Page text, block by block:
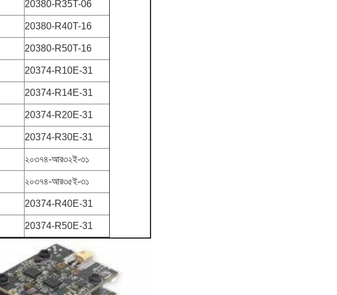
20380-R35T-06
20380-R40T-16
20380-R50T-16
20374-R10E-31
20374-R14E-31
20374-R20E-31
20374-R30E-31
২০৩৭৪-আর৩২ই-৩১
২০৩৭৪-আর৩৫ই-৩১
20374-R40E-31
20374-R50E-31